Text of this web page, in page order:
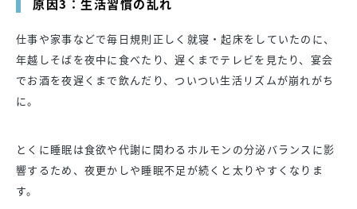
原因3：生活習慣の乱れ
仕事や家事などで毎日規則正しく就寝・起床をしていたのに、
年越しそばを夜中に食べたり、遅くまでテレビを見たり、宴会
でお酒を夜遅くまで飲んだり、ついつい生活リズムが崩れがち
に。
とくに睡眠は食欲や代謝に関わるホルモンの分泌バランスに影
響するため、夜更かしや睡眠不足が続くと太りやすくなりま
す。